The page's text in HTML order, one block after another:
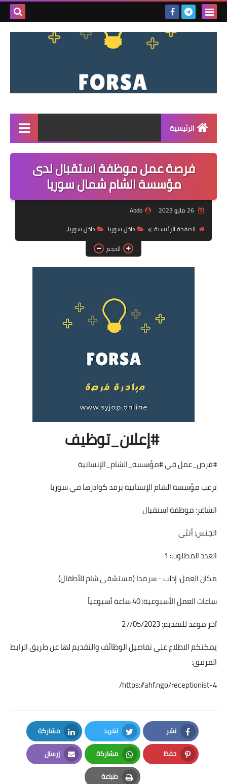
بحث
الرئيسية
القائمة
مناقصات
فرص عمل داخل سوريا
فرص عمل في العراق
فرص عمل في اليمن
دورات تدريبية
فرصة عمل موظفة استقبال لدى
مؤسسة الشام شمال سوريا
26 مايو 2023
Abdo
الصفحة الرئيسية
داخل سوريا
داخل سوريا،
الحجم
#إعلان_توظيف
#فرص_عمل في #مؤسسة_الشام_الإنسانية
ترغب مؤسسة الشام الإنسانية برفد كوادرها في سوريا
الشاغر: موظفة استقبال
الجنس: أنثى
العدد المطلوب: 1
مكان العمل: إدلب - سرمدا (مستشفى شام للأطفال)
ساعات العمل الأسبوعية: 40 ساعة أسبوعياً
آخر موعد للتقديم: 27/05/2023
يمكنكم الاطلاع على تفاصيل الوظائف والتقديم لها عن طريق الرابط
المرفق:
https://ahf.ngo/receptionist-4/
نشر
Facebook
تغريد
Twitter
مشاركة
LinkedIn
حفظ
Pinterest
مشاركة
Whatsapp
إرسال
Email
طباعة